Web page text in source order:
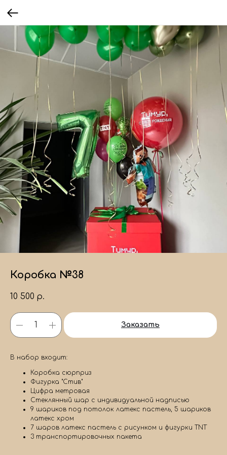
Коробка №38
10 500 р.
Заказать
В набор входит:
Коробка сюрприз
Фигурка "Стив"
Цифра метровая
Стеклянный шар с индивидуальной надписью
9 шариков под потолок латекс пастель, 5 шариков
латекс хром
7 шаров латекс пастель c рисунком и фигурки TNT
3 транспортировочных пакета